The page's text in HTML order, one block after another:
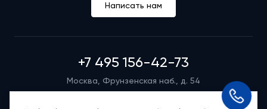
Написать нам
+7 495 156-42-73
Москва, Фрунзенская наб., д. 54
Режим работы группы телефонных продаж